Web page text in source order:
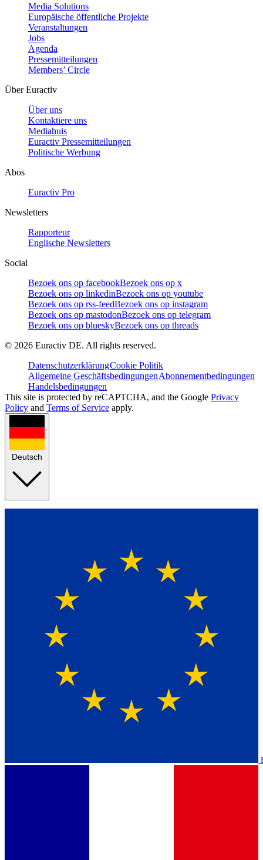
Media Solutions
Europäische öffentliche Projekte
Veranstaltungen
Jobs
Agenda
Pressemitteilungen
Members’ Circle
Über Euractiv
Über uns
Kontaktiere uns
Mediahuis
Euractiv Pressemitteilungen
Politische Werbung
Abos
Euractiv Pro
Newsletters
Rapporteur
Englische Newsletters
Social
Bezoek ons op facebookBezoek ons op x
Bezoek ons op linkedinBezoek ons op youtube
Bezoek ons op rss-feedBezoek ons op instagram
Bezoek ons op mastodonBezoek ons op telegram
Bezoek ons op blueskyBezoek ons op threads
© 2026 Euractiv DE. All rights reserved.
DatenschutzerklärungCookie Politik
Allgemeine GeschäftsbedingungenAbonnementbedingungen
Handelsbedingungen
This site is protected by reCAPTCHA, and the Google Privacy
Policy and Terms of Service apply.
Deutsch